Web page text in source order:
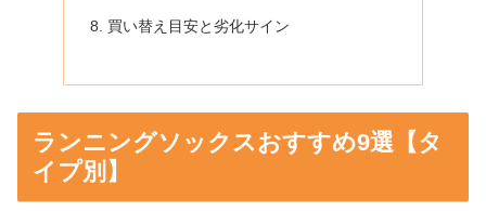
買い替え目安と劣化サイン
ランニングソックスおすすめ9選【タ
イプ別】